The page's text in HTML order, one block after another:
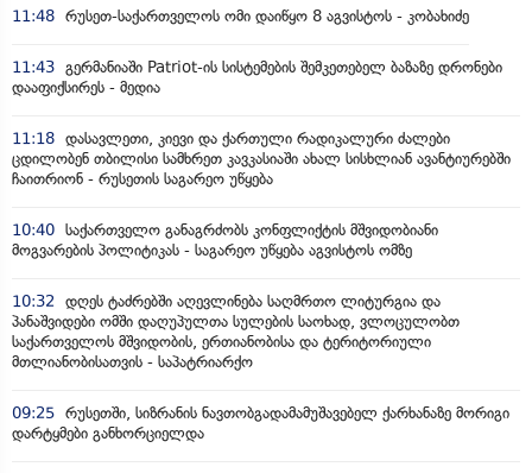
11:48 რუსეთ-საქართველოს ომი დაიწყო 8 აგვისტოს - კობახიძე
11:43 გერმანიაში Patriot-ის სისტემების შემკეთებელ ბაზაზე დრონები
დააფიქსირეს - მედია
11:18 დასავლეთი, კიევი და ქართული რადიკალური ძალები
ცდილობენ თბილისი სამხრეთ კავკასიაში ახალ სისხლიან ავანტიურებში
ჩაითრიონ - რუსეთის საგარეო უწყება
10:40 საქართველო განაგრძობს კონფლიქტის მშვიდობიანი
მოგვარების პოლიტიკას - საგარეო უწყება აგვისტოს ომზე
10:32 დღეს ტაძრებში აღევლინება საღმრთო ლიტურგია და
პანაშვიდები ომში დაღუპულთა სულების საოხად, ვლოცულობთ
საქართველოს მშვიდობის, ერთიანობისა და ტერიტორიული
მთლიანობისათვის - საპატრიარქო
09:25 რუსეთში, სიზრანის ნავთობგადამამუშავებელ ქარხანაზე მორიგი
დარტყმები განხორციელდა